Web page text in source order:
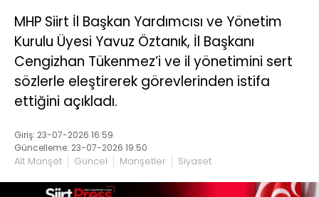
MHP Siirt İl Başkan Yardımcısı ve Yönetim
Kurulu Üyesi Yavuz Öztanık, İl Başkanı
Cengizhan Tükenmez’i ve il yönetimini sert
sözlerle eleştirerek görevlerinden istifa
ettiğini açıkladı.
Giriş: 23-07-2026 16:59
Güncelleme: 23-07-2026 19:50
Alt Manşet Güncel Manşetler Siyaset